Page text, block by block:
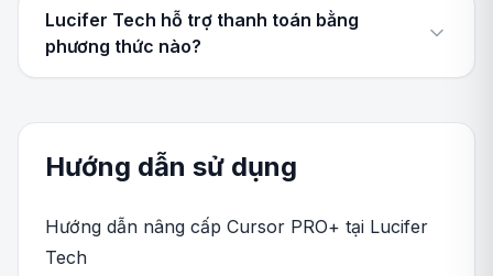
Lucifer Tech hỗ trợ thanh toán bằng
phương thức nào?
Hướng dẫn sử dụng
Hướng dẫn nâng cấp Cursor PRO+ tại Lucifer
Tech